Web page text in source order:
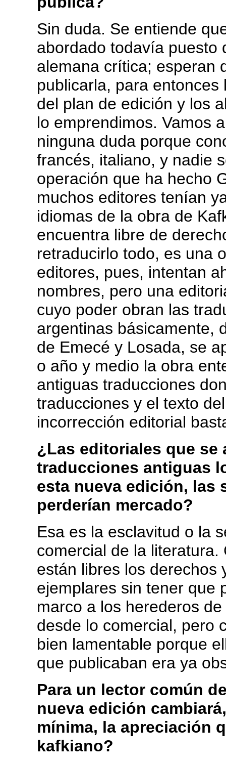
Sin duda. Se entiende
abordado todavía puesto
alemana crítica; esperan
publicarla, para
del plan de edición y los
lo emprendimos. Vamos
ninguna duda porque
francés, italiano, y nadie
operación que ha hecho
muchos editores tenían
idiomas de la obra de
encuentra libre de
retraducirlo todo, es una
editores, pues, intentan
nombres, pero una
cuyo poder obran las
argentinas básicamente,
de Emecé y Losada, se
o año y medio la obra
antiguas traducciones
traducciones y el texto
incorrección editorial
¿Las editoriales que se
traducciones antiguas
esta nueva edición, las
perderían mercado?
Esa es la esclavitud o la
comercial de la
están libres los derechos
ejemplares sin tener que
marco a los herederos
desde lo comercial, pero
bien lamentable porque
que publicaban era ya
Para un lector común
nueva edición
mínima, la apreciación
kafkiano?